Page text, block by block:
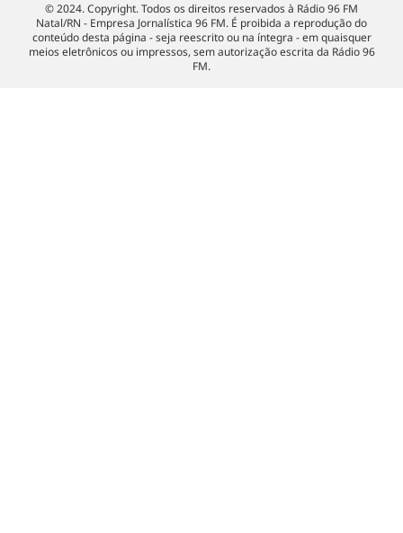
© 2024. Copyright. Todos os direitos reservados à Rádio 96 FM
Natal/RN - Empresa Jornalística 96 FM. É proibida a reprodução do
conteúdo desta página - seja reescrito ou na íntegra - em quaisquer
meios eletrônicos ou impressos, sem autorização escrita da Rádio 96
FM.